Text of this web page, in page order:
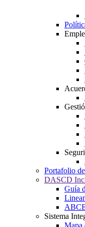
Portafolio
DASCD
Guía
Sistema
Mapa